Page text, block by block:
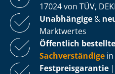
17024 von TÜV,
Unabhängige &
Marktwertes
Öffentlich
Sachverständige
Fest­preis­ga­ran­tie